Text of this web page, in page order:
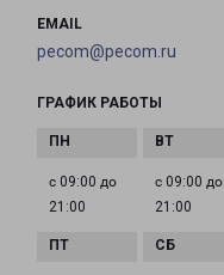
EMAIL
pecom@pecom.ru
ГРАФИК РАБОТЫ
с 09:00 до
21:00
с 09:00 до
21:00